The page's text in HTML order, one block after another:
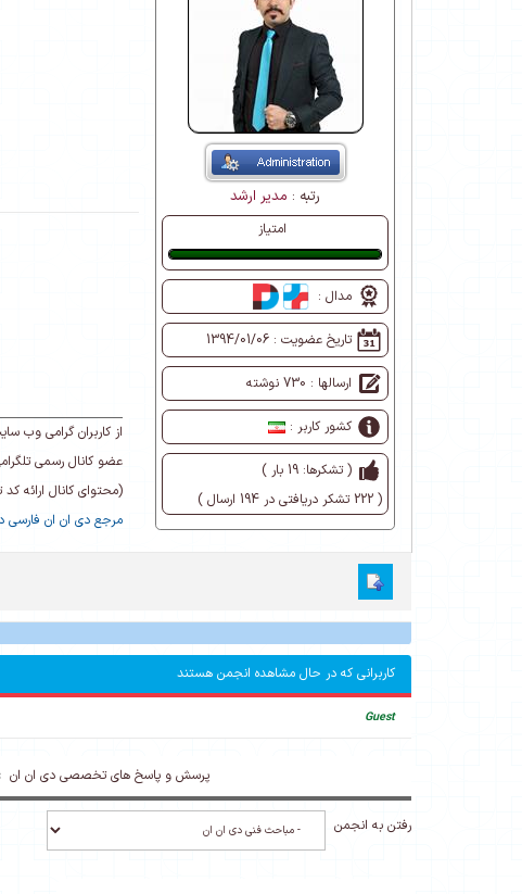
رتبه : مدیر ارشد
امتیاز
عالی
مدال :
تاریخ عضویت : 1394/01/06
ارسالها : 730 نوشته
کشور کاربر :
( تشکرها: 19 بار )
( 222 تشکر دریافتی در 194 ارسال )
از کاربران گرامی وب
عضو کانال رسمی
(محتوای کانال ارائه
مرجع دی ان ان فارسی
کاربرانی که در حال مشاهده انجمن هستند
Guest
پرسش و پاسخ های تخصصی دی ان ان
رفتن به انجمن